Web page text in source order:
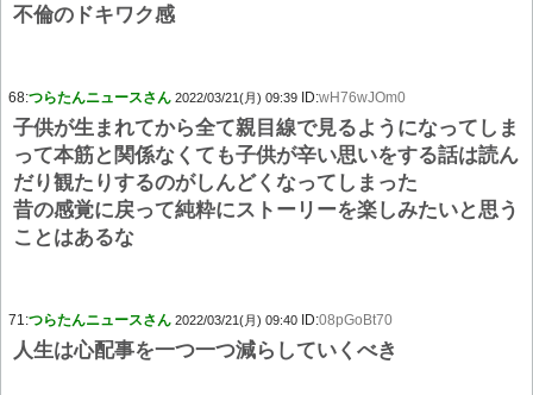
不倫のドキワク感
68:つらたんニュースさん 2022/03/21(月) 09:39 ID:wH76wJOm0
子供が生まれてから全て親目線で見るようになってしま
って本筋と関係なくても子供が辛い思いをする話は読ん
だり観たりするのがしんどくなってしまった
昔の感覚に戻って純粋にストーリーを楽しみたいと思う
ことはあるな
71:つらたんニュースさん 2022/03/21(月) 09:40 ID:08pGoBt70
人生は心配事を一つ一つ減らしていくべき